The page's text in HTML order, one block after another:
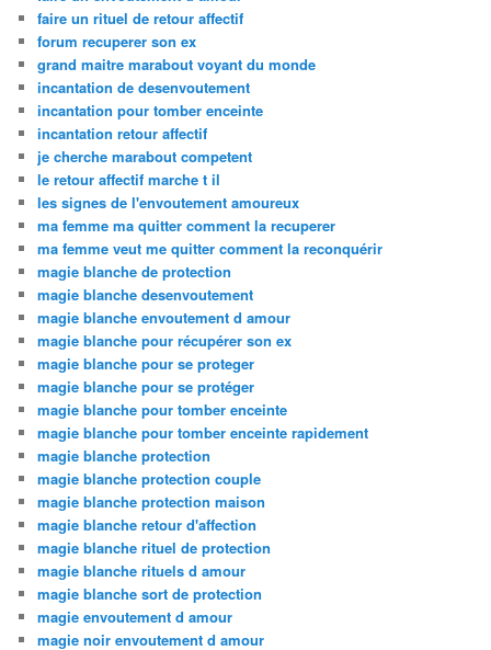
faire un rituel de retour affectif
forum recuperer son ex
grand maitre marabout voyant du monde
incantation de desenvoutement
incantation pour tomber enceinte
incantation retour affectif
je cherche marabout competent
le retour affectif marche t il
les signes de l'envoutement amoureux
ma femme ma quitter comment la recuperer
ma femme veut me quitter comment la reconquérir
magie blanche de protection
magie blanche desenvoutement
magie blanche envoutement d amour
magie blanche pour récupérer son ex
magie blanche pour se proteger
magie blanche pour se protéger
magie blanche pour tomber enceinte
magie blanche pour tomber enceinte rapidement
magie blanche protection
magie blanche protection couple
magie blanche protection maison
magie blanche retour d'affection
magie blanche rituel de protection
magie blanche rituels d amour
magie blanche sort de protection
magie envoutement d amour
magie noir envoutement d amour